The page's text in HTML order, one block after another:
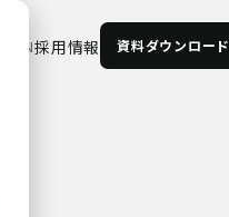
EN採用情報 資料ダウンロード